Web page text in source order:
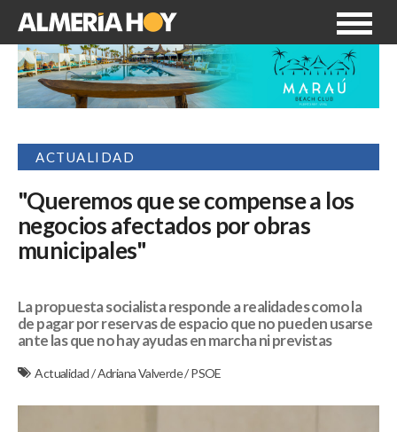
ACTUALIDAD
"Queremos que se compense a los
negocios afectados por obras
municipales"
La propuesta socialista responde a realidades como la
de pagar por reservas de espacio que no pueden usarse
ante las que no hay ayudas en marcha ni previstas
Actualidad/Adriana Valverde/PSOE